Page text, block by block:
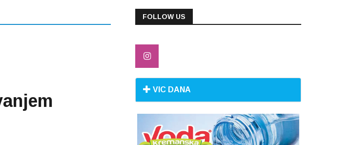
FOLLOW US
VIC DANA